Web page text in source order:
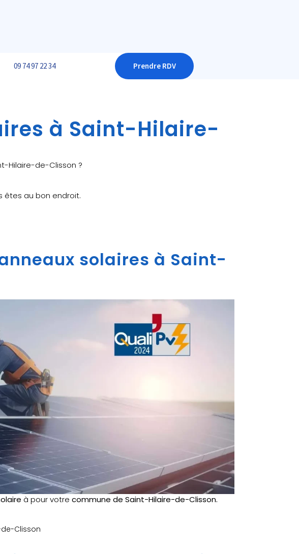
09 74 97 22 34 Prendre RDV
à Saint-Hilaire-
Hilaire-de-Clisson ?
êtes au bon endroit.
solaires à Saint-
à pour votre commune de Saint-Hilaire-de-Clisson.
de-Clisson